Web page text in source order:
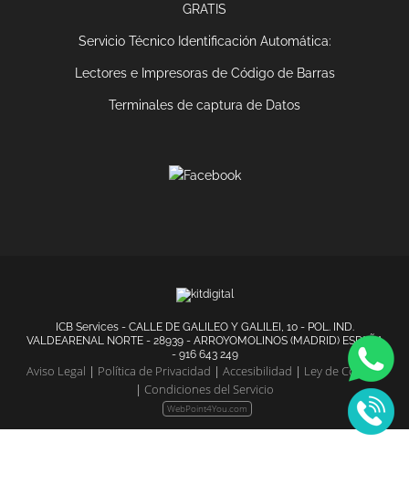
GRATIS
Servicio Técnico Identificación Automática:
Lectores e Impresoras de Código de Barras
Terminales de captura de Datos
ICB Services - CALLE DE GALILEO Y GALILEI, 10 - POL. IND.
VALDEARENAL NORTE - 28939 - ARROYOMOLINOS (MADRID) ESPAÑA
- 916 643 249
Aviso Legal | Política de Privacidad | Accesibilidad | Ley de Cookies
| Condiciones del Servicio
WebPoint4You.com